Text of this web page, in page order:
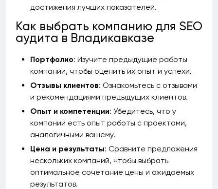
достижения лучших показателей.
Как выбрать компанию для SEO
аудита в Владикавказе
Портфолио: Изучите предыдущие работы
компании, чтобы оценить их опыт и успехи.
Отзывы клиентов: Ознакомьтесь с отзывами
и рекомендациями предыдущих клиентов.
Опыт и компетенции: Убедитесь, что у
компании есть опыт работы с проектами,
аналогичными вашему.
Цена и результаты: Сравните предложения
нескольких компаний, чтобы выбрать
оптимальное сочетание цены и ожидаемых
результатов.